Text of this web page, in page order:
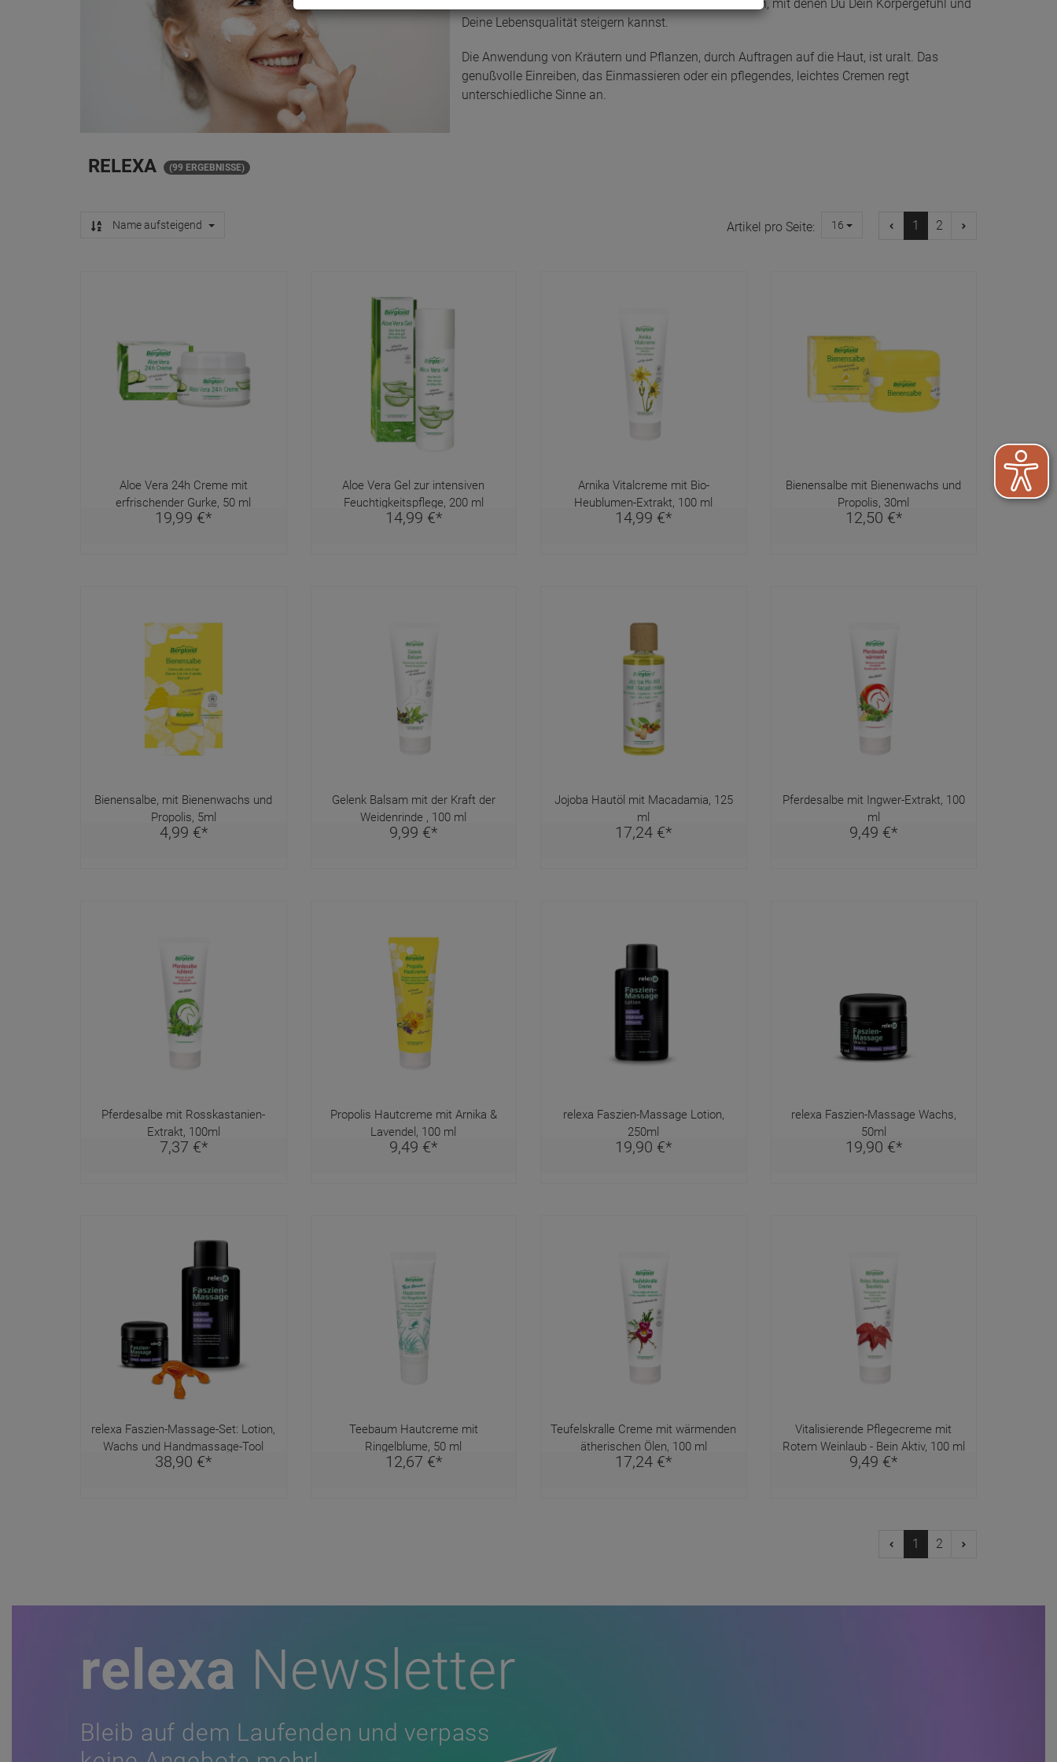
Relexa möchte Dir eine Auswahl an Produkten anbieten, mit denen Du Dein Körpergefühl und
Deine Lebensqualität steigern kannst.
Die Anwendung von Kräutern und Pflanzen, durch Auftragen auf die Haut, ist uralt. Das
genußvolle Einreiben, das Einmassieren oder ein pflegendes, leichtes Cremen regt
unterschiedliche Sinne an.
RELEXA (99 ERGEBNISSE)
Name aufsteigend Artikel pro Seite: 16 1 2
Aloe Vera 24h Creme mit
erfrischender Gurke, 50 ml
19,99 €*
Aloe Vera Gel zur intensiven
Feuchtigkeitspflege, 200 ml
14,99 €*
Arnika Vitalcreme mit Bio-
Heublumen-Extrakt, 100 ml
14,99 €*
Bienensalbe mit Bienenwachs und
Propolis, 30ml
12,50 €*
Bienensalbe, mit Bienenwachs und
Propolis, 5ml
4,99 €*
Gelenk Balsam mit der Kraft der
Weidenrinde , 100 ml
9,99 €*
Jojoba Hautöl mit Macadamia, 125
ml
17,24 €*
Pferdesalbe mit Ingwer-Extrakt, 100
ml
9,49 €*
Pferdesalbe mit Rosskastanien-
Extrakt, 100ml
7,37 €*
Propolis Hautcreme mit Arnika &
Lavendel, 100 ml
9,49 €*
relexa Faszien-Massage Lotion,
250ml
19,90 €*
relexa Faszien-Massage Wachs,
50ml
19,90 €*
relexa Faszien-Massage-Set: Lotion,
Wachs und Handmassage-Tool
38,90 €*
Teebaum Hautcreme mit
Ringelblume, 50 ml
12,67 €*
Teufelskralle Creme mit wärmenden
ätherischen Ölen, 100 ml
17,24 €*
Vitalisierende Pflegecreme mit
Rotem Weinlaub - Bein Aktiv, 100 ml
9,49 €*
1 2
relexa Newsletter
Bleib auf dem Laufenden und verpass